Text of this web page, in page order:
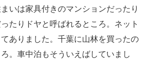
いは家具付きのマンションだったり
たりドヤと呼ばれるところ。ネット
ありました。千葉に山林を買ったの
。車中泊もそういえばしていまし